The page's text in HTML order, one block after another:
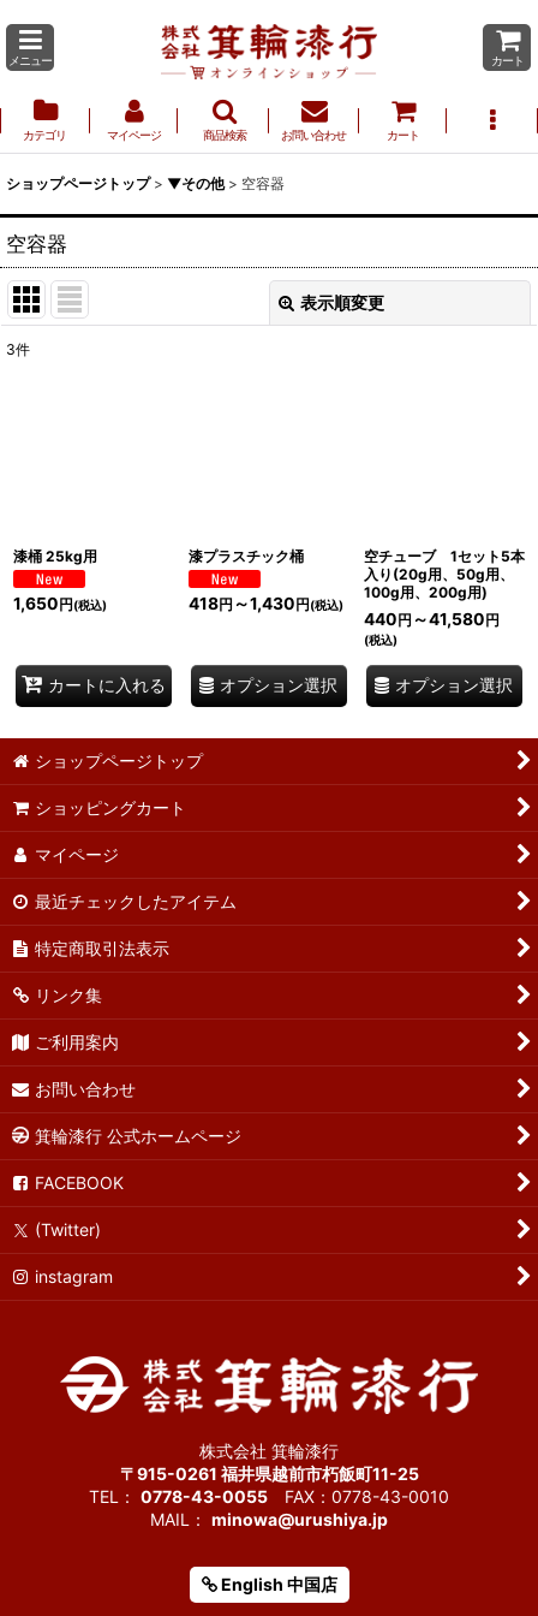
メニュー カート
カテゴリ マイページ 商品検索 お問い合わせ カート
ショップページトップ > ▼その他 > 空容器
空容器
表示順変更
3件
漆桶 25kg用
1,650 円 (税込)
カートに入れる
漆プラスチック桶
418円 ～1,430 円 (税込)
オプション選択
空チューブ 1セット5本
入り(20g用、50g用、
100g用、200g用)
440円 ～41,580円
(税込)
オプション選択
ショップページトップ
ショッピングカート
マイページ
最近チェックしたアイテム
特定商取引法表示
リンク集
ご利用案内
お問い合わせ
箕輪漆行 公式ホームページ
FACEBOOK
(Twitter)
instagram
株式会社 箕輪漆行
〒915-0261 福井県越前市朽飯町11-25
TEL： 0778-43-0055 FAX：0778-43-0010
MAIL： minowa@urushiya.jp
English 中国店